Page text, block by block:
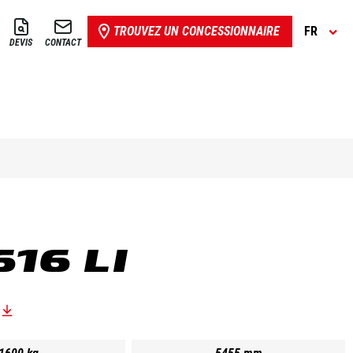
DEVIS CONTACT
TROUVEZ UN CONCESSIONNAIRE FR
LI